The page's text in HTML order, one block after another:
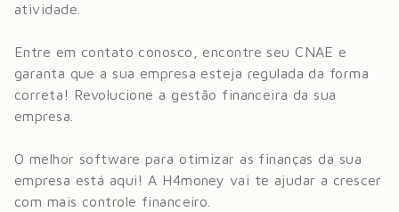
atividade.
Entre em contato conosco, encontre seu CNAE e
garanta que a sua empresa esteja regulada da forma
correta! Revolucione a gestão financeira da sua
empresa.
O melhor software para otimizar as finanças da sua
empresa está aqui! A H4money vai te ajudar a crescer
com mais controle financeiro.